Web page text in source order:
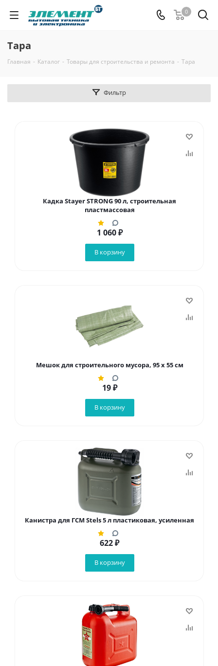
0
Тара
Главная - Каталог - Товары для строительства и ремонта - Тара
Фильтр
Кадка Stayer STRONG 90 л, строительная
пластмассовая
1 060₽
В корзину
Мешок для строительного мусора, 95 х 55 см
19₽
В корзину
Канистра для ГСМ Stels 5 л пластиковая, усиленная
622₽
В корзину